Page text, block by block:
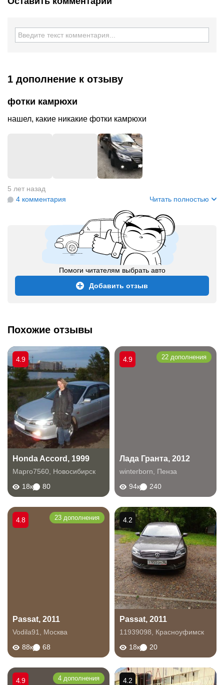
1 дополнение к отзыву
фотки камрюхи
нашел, какие никакие фотки камрюхи
5 лет назад
4 комментария
Читать полностью
Помоги читателям выбрать авто
Добавить отзыв
Похожие отзывы
Honda Accord, 1999
Марго7560 Новосибирск
18к
80
4.9
Лада Гранта, 2012
winterborn
Пенза
94к
240
4.9 22 дополнения
Passat, 2011
Vodila91
Москва
88к
68
4.8 23 дополнения
Passat, 2011
11939098
Красноуфимск
18к
20
4.2
4.9 4 дополнения 4.2